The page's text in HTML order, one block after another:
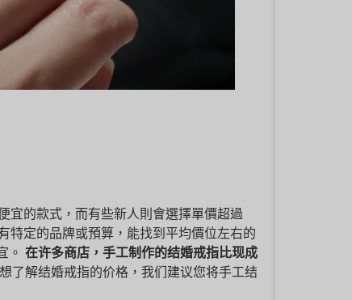
宜的款式，而有些新人則會選擇單價超過
特定的品牌或預算，能找到平均價位左右的
。 在许多商店，手工制作的结婚戒指比现成
了解结婚戒指的价格，我们建议您将手工结